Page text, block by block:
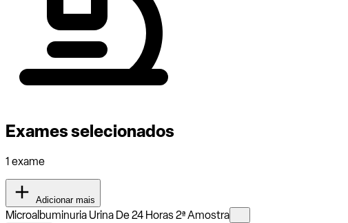
Exames selecionados
1 exame
Adicionar mais
Microalbuminuria Urina De 24 Horas 2ª Amostra